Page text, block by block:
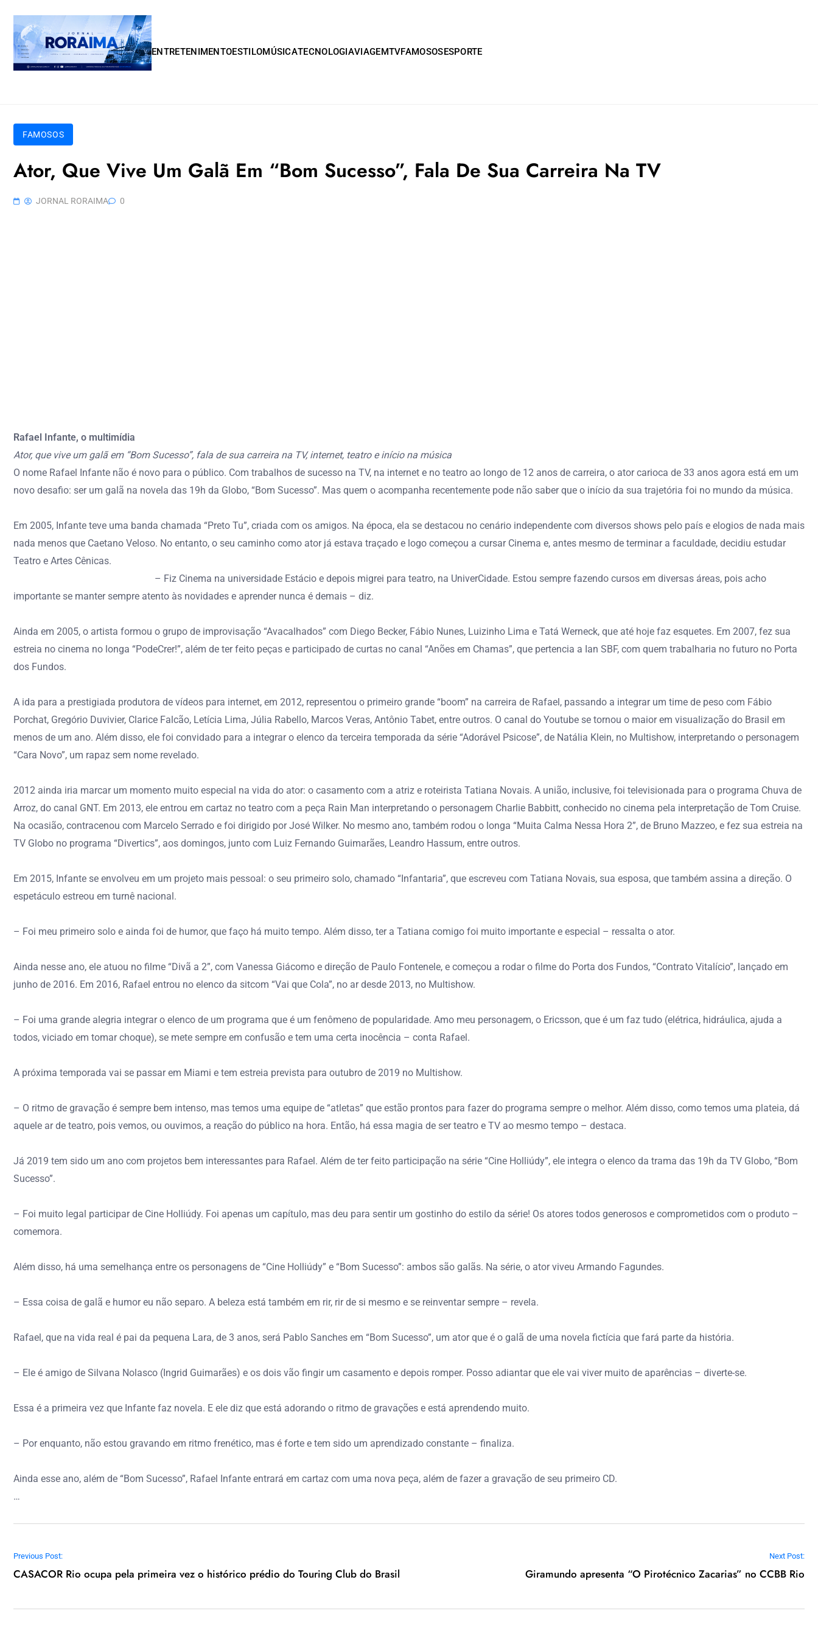
ENTRETENIMENTOESTILOMÚSICATECNOLOGIAVIAGEMTVFAMOSOS ESPORTE
FAMOSOS
Ator, Que Vive Um Galã Em “Bom Sucesso”, Fala De Sua Carreira Na TV
JORNAL RORAIMA 0
Rafael Infante, o multimídia
Ator, que vive um galã em “Bom Sucesso”, fala de sua carreira na TV, internet, teatro e início na música
O nome Rafael Infante não é novo para o público. Com trabalhos de sucesso na TV, na internet e no teatro ao longo de 12 anos de carreira, o ator carioca de 33 anos agora está em um
novo desafio: ser um galã na novela das 19h da Globo, “Bom Sucesso”. Mas quem o acompanha recentemente pode não saber que o início da sua trajetória foi no mundo da música.
Em 2005, Infante teve uma banda chamada “Preto Tu”, criada com os amigos. Na época, ela se destacou no cenário independente com diversos shows pelo país e elogios de nada mais
nada menos que Caetano Veloso. No entanto, o seu caminho como ator já estava traçado e logo começou a cursar Cinema e, antes mesmo de terminar a faculdade, decidiu estudar
Teatro e Artes Cênicas.
– Fiz Cinema na universidade Estácio e depois migrei para teatro, na UniverCidade. Estou sempre fazendo cursos em diversas áreas, pois acho
importante se manter sempre atento às novidades e aprender nunca é demais – diz.
Ainda em 2005, o artista formou o grupo de improvisação “Avacalhados” com Diego Becker, Fábio Nunes, Luizinho Lima e Tatá Werneck, que até hoje faz esquetes. Em 2007, fez sua
estreia no cinema no longa “PodeCrer!”, além de ter feito peças e participado de curtas no canal “Anões em Chamas”, que pertencia a Ian SBF, com quem trabalharia no futuro no Porta
dos Fundos.
A ida para a prestigiada produtora de vídeos para internet, em 2012, representou o primeiro grande “boom” na carreira de Rafael, passando a integrar um time de peso com Fábio
Porchat, Gregório Duvivier, Clarice Falcão, Letícia Lima, Júlia Rabello, Marcos Veras, Antônio Tabet, entre outros. O canal do Youtube se tornou o maior em visualização do Brasil em
menos de um ano. Além disso, ele foi convidado para a integrar o elenco da terceira temporada da série “Adorável Psicose”, de Natália Klein, no Multishow, interpretando o personagem
“Cara Novo”, um rapaz sem nome revelado.
2012 ainda iria marcar um momento muito especial na vida do ator: o casamento com a atriz e roteirista Tatiana Novais. A união, inclusive, foi televisionada para o programa Chuva de
Arroz, do canal GNT. Em 2013, ele entrou em cartaz no teatro com a peça Rain Man interpretando o personagem Charlie Babbitt, conhecido no cinema pela interpretação de Tom Cruise.
Na ocasião, contracenou com Marcelo Serrado e foi dirigido por José Wilker. No mesmo ano, também rodou o longa “Muita Calma Nessa Hora 2”, de Bruno Mazzeo, e fez sua estreia na
TV Globo no programa “Divertics”, aos domingos, junto com Luiz Fernando Guimarães, Leandro Hassum, entre outros.
Em 2015, Infante se envolveu em um projeto mais pessoal: o seu primeiro solo, chamado “Infantaria”, que escreveu com Tatiana Novais, sua esposa, que também assina a direção. O
espetáculo estreou em turnê nacional.
– Foi meu primeiro solo e ainda foi de humor, que faço há muito tempo. Além disso, ter a Tatiana comigo foi muito importante e especial – ressalta o ator.
Ainda nesse ano, ele atuou no filme “Divã a 2”, com Vanessa Giácomo e direção de Paulo Fontenele, e começou a rodar o filme do Porta dos Fundos, “Contrato Vitalício”, lançado em
junho de 2016. Em 2016, Rafael entrou no elenco da sitcom “Vai que Cola”, no ar desde 2013, no Multishow.
– Foi uma grande alegria integrar o elenco de um programa que é um fenômeno de popularidade. Amo meu personagem, o Ericsson, que é um faz tudo (elétrica, hidráulica, ajuda a
todos, viciado em tomar choque), se mete sempre em confusão e tem uma certa inocência – conta Rafael.
A próxima temporada vai se passar em Miami e tem estreia prevista para outubro de 2019 no Multishow.
– O ritmo de gravação é sempre bem intenso, mas temos uma equipe de “atletas” que estão prontos para fazer do programa sempre o melhor. Além disso, como temos uma plateia, dá
aquele ar de teatro, pois vemos, ou ouvimos, a reação do público na hora. Então, há essa magia de ser teatro e TV ao mesmo tempo – destaca.
Já 2019 tem sido um ano com projetos bem interessantes para Rafael. Além de ter feito participação na série “Cine Holliúdy”, ele integra o elenco da trama das 19h da TV Globo, “Bom
Sucesso”.
– Foi muito legal participar de Cine Holliúdy. Foi apenas um capítulo, mas deu para sentir um gostinho do estilo da série! Os atores todos generosos e comprometidos com o produto –
comemora.
Além disso, há uma semelhança entre os personagens de “Cine Holliúdy” e “Bom Sucesso”: ambos são galãs. Na série, o ator viveu Armando Fagundes.
– Essa coisa de galã e humor eu não separo. A beleza está também em rir, rir de si mesmo e se reinventar sempre – revela.
Rafael, que na vida real é pai da pequena Lara, de 3 anos, será Pablo Sanches em “Bom Sucesso”, um ator que é o galã de uma novela fictícia que fará parte da história.
– Ele é amigo de Silvana Nolasco (Ingrid Guimarães) e os dois vão fingir um casamento e depois romper. Posso adiantar que ele vai viver muito de aparências – diverte-se.
Essa é a primeira vez que Infante faz novela. E ele diz que está adorando o ritmo de gravações e está aprendendo muito.
– Por enquanto, não estou gravando em ritmo frenético, mas é forte e tem sido um aprendizado constante – finaliza.
Ainda esse ano, além de “Bom Sucesso”, Rafael Infante entrará em cartaz com uma nova peça, além de fazer a gravação de seu primeiro CD.
…
Navegação de Post
Previous Post:
CASACOR Rio ocupa pela primeira vez o histórico prédio do Touring Club do Brasil
Next Post:
Giramundo apresenta “O Pirotécnico Zacarias” no CCBB Rio